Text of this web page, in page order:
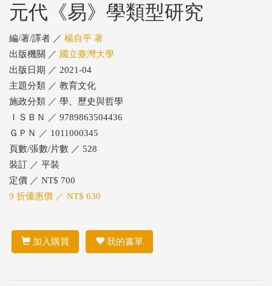
元代《易》學類型研究
編/著/譯者 ／ 楊自平 著
出版機關 ／ 國立臺灣大學
出版日期 ／ 2021-04
主題分類 ／ 教育文化
施政分類 ／ 學、歷史與哲學
ＩＳＢＮ ／ 9789863504436
ＧＰＮ ／ 1011000345
頁數/張數/片數 ／ 528
裝訂 ／ 平裝
定價 ／ NT$ 700
9 折優惠價 ／ NT$ 630
加入購買 我的書單